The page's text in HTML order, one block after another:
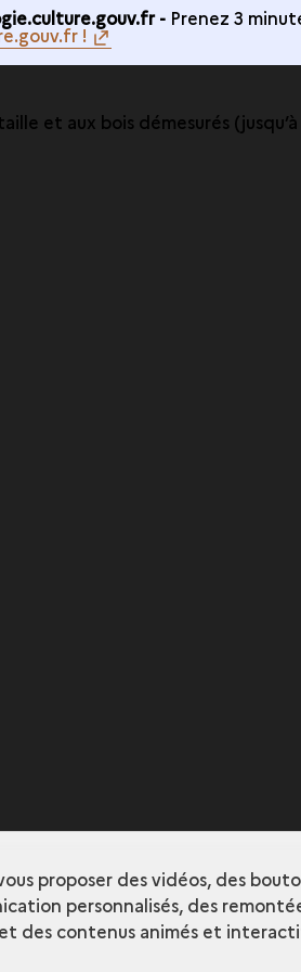
- Prenez 3
!
et aux bois démesurés
proposer des vidéos, des
personnalisés, des
des contenus animés et